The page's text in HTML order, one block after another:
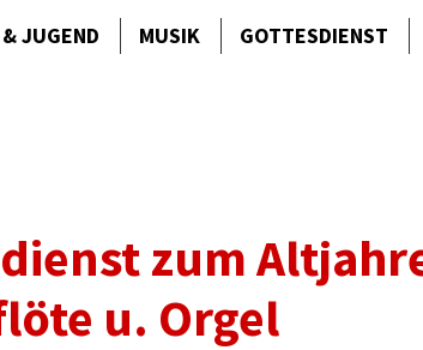
JUGEND MUSIK GOTTES­DIENST
zum
u. Orgel